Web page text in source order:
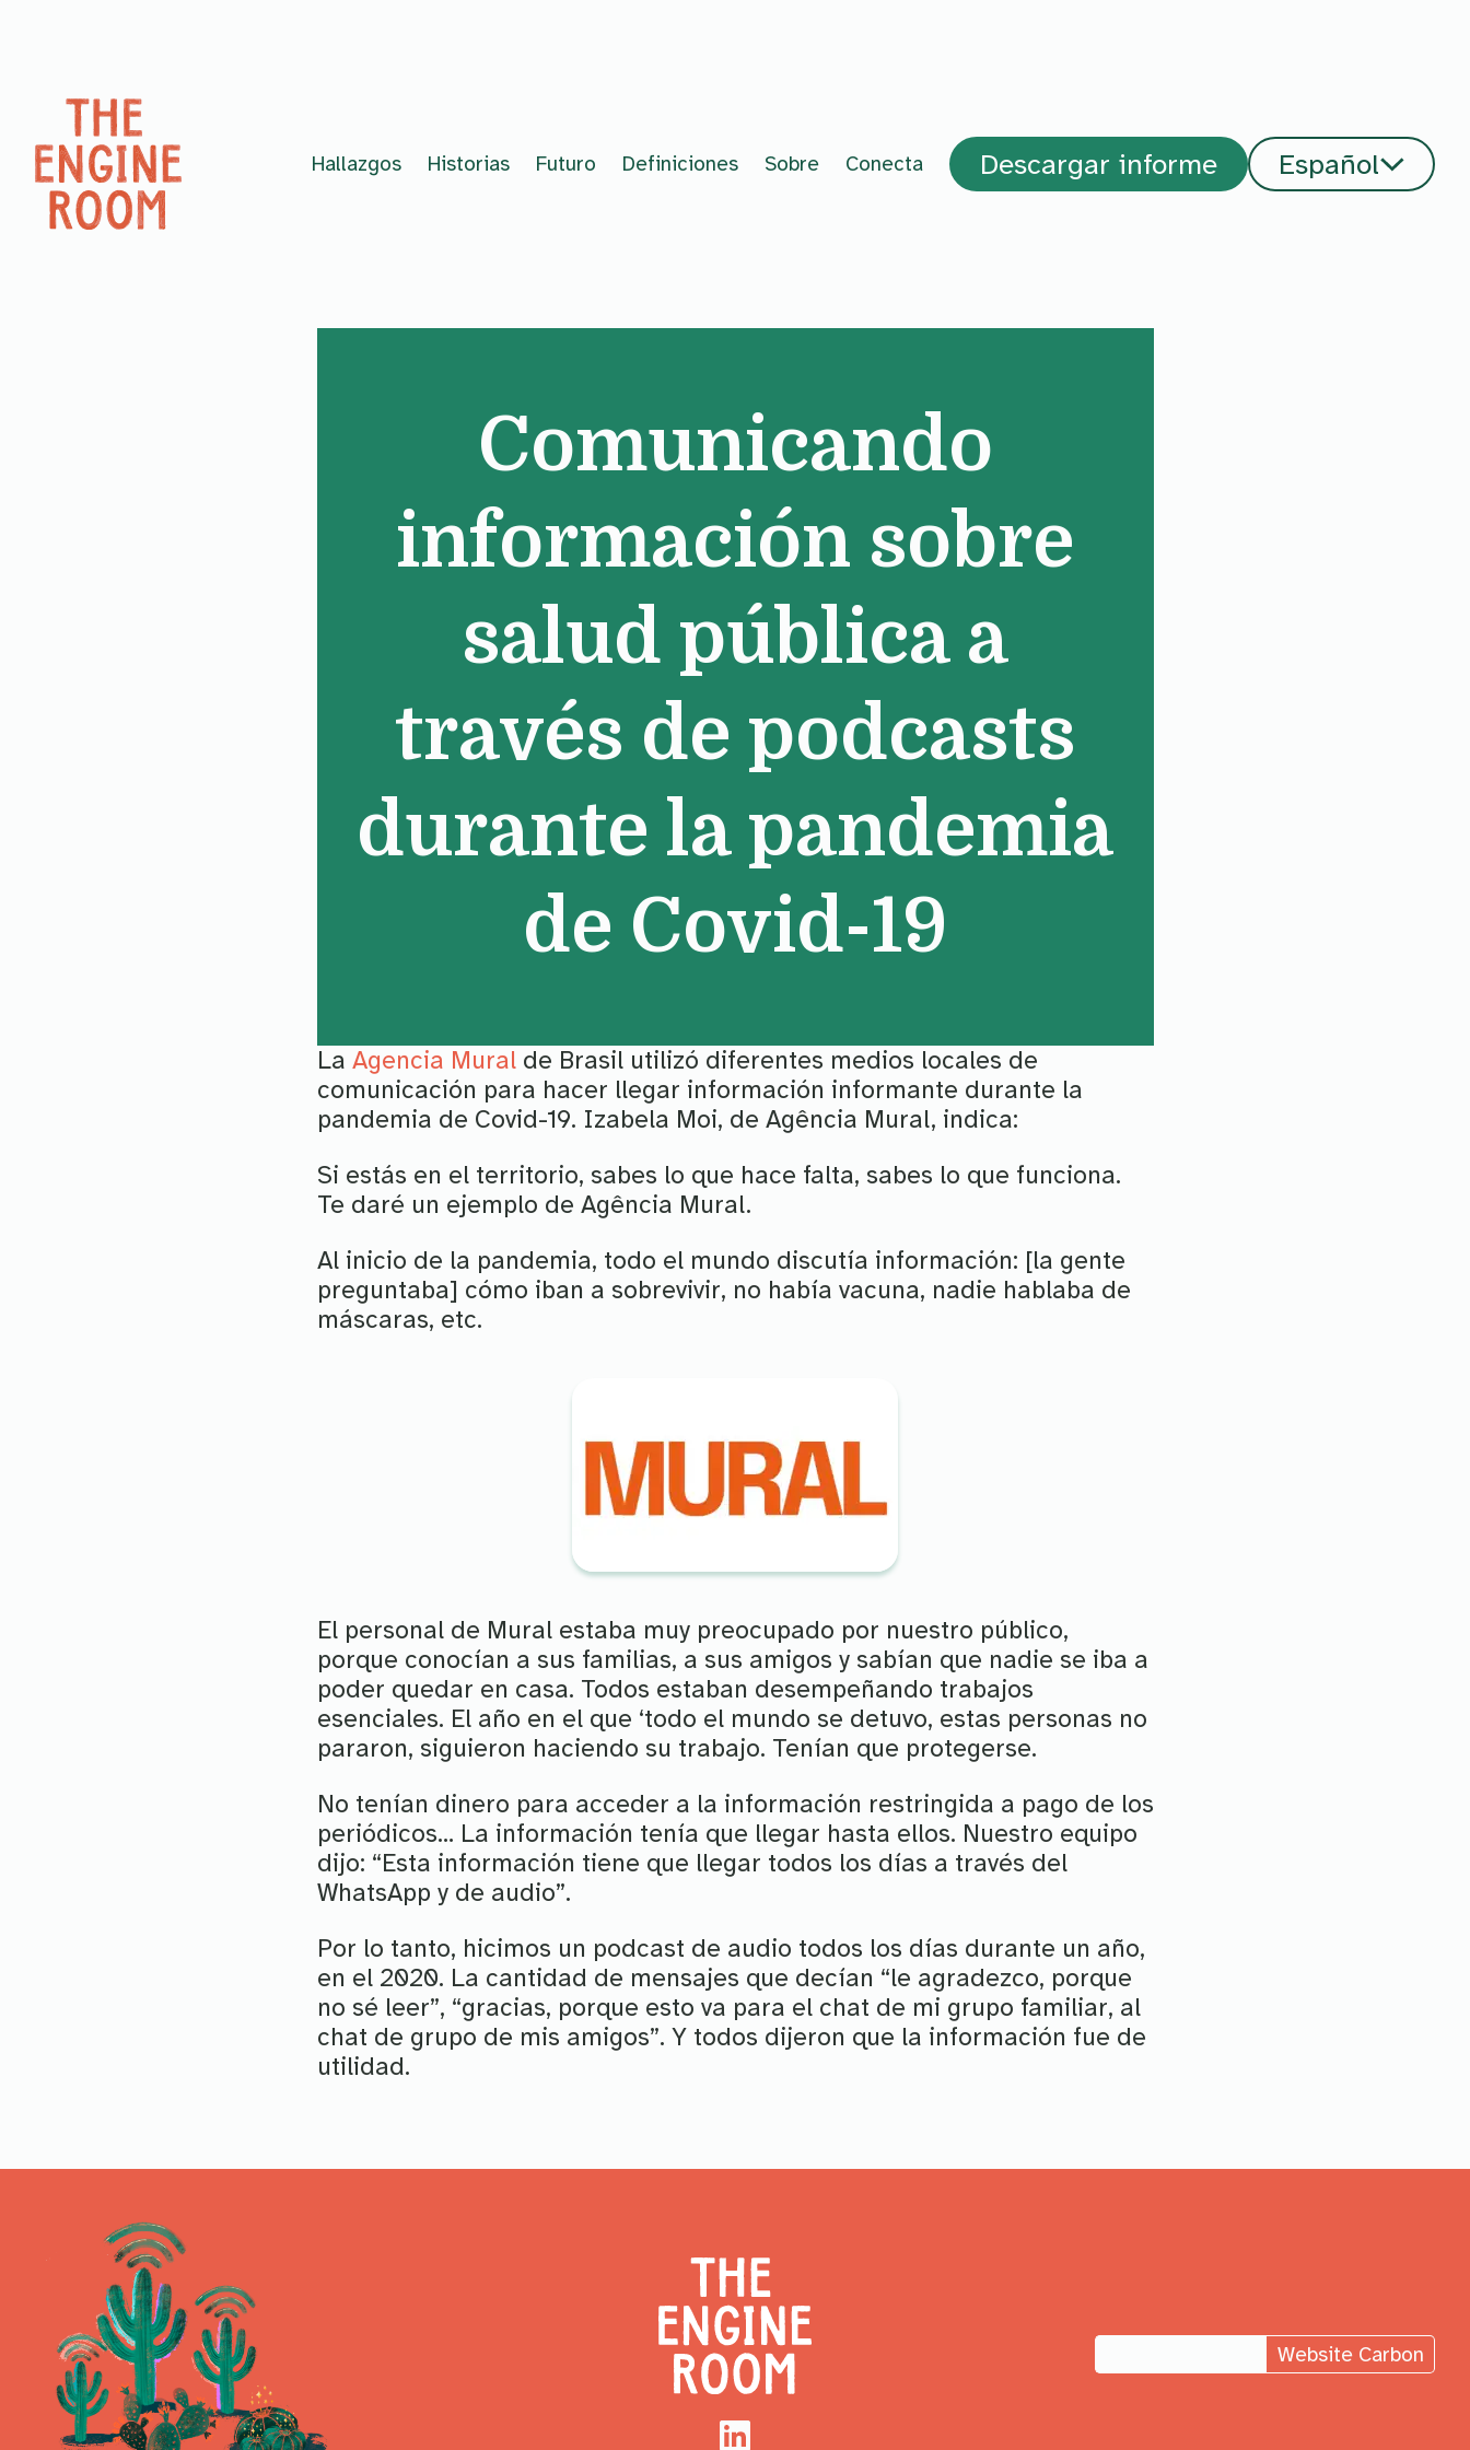
Hallazgos Historias Futuro Definiciones Sobre Conecta Descargar informe Español
Comunicando
información sobre
salud pública a
través de podcasts
durante la pandemia
de Covid-19
La Agencia Muralde Brasil utilizó diferentes medios locales de
comunicación para hacer llegar información informante durante la
pandemia de Covid-19. Izabela Moi, de Agência Mural, indica:
Si estás en el territorio, sabes lo que hace falta, sabes lo que funciona.
Te daré un ejemplo de Agência Mural.
Al inicio de la pandemia, todo el mundo discutía información: [la gente
preguntaba] cómo iban a sobrevivir, no había vacuna, nadie hablaba de
máscaras, etc.
El personal de Mural estaba muy preocupado por nuestro público,
porque conocían a sus familias, a sus amigos y sabían que nadie se iba a
poder quedar en casa. Todos estaban desempeñando trabajos
esenciales. El año en el que ‘todo el mundo se detuvo, estas personas no
pararon, siguieron haciendo su trabajo. Tenían que protegerse.
No tenían dinero para acceder a la información restringida a pago de los
periódicos… La información tenía que llegar hasta ellos. Nuestro equipo
dijo: “Esta información tiene que llegar todos los días a través del
WhatsApp y de audio”.
Por lo tanto, hicimos un podcast de audio todos los días durante un año,
en el 2020. La cantidad de mensajes que decían “le agradezco, porque
no sé leer”, “gracias, porque esto va para el chat de mi grupo familiar, al
chat de grupo de mis amigos”. Y todos dijeron que la información fue de
utilidad.
Website Carbon